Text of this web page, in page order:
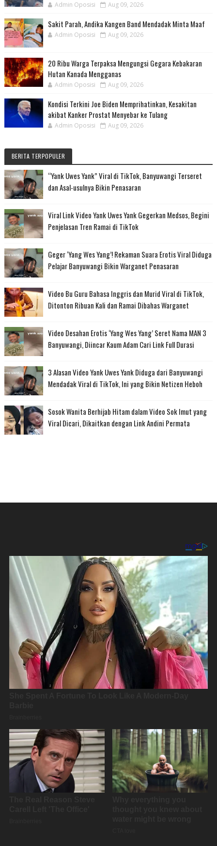
Admin Oposisi Aug 09, 2026
Sakit Parah, Andika Kangen Band Mendadak Minta Maaf
Admin Oposisi Aug 09, 2026
20 Ribu Warga Terpaksa Mengungsi Gegara Kebakaran
Hutan Kanada Mengganas
Admin Oposisi Aug 09, 2026
Kondisi Terkini Joe Biden Memprihatinkan, Kesakitan
akibat Kanker Prostat Menyebar ke Tulang
Admin Oposisi Aug 09, 2026
BERITA TERPOPULER
“Yank Uwes Yank” Viral di TikTok, Banyuwangi Terseret
dan Asal-usulnya Bikin Penasaran
Viral Link Video Yank Uwes Yank Gegerkan Medsos, Begini
Penjelasan Tren Ramai di TikTok
Geger ‘Yang Wes Yang’! Rekaman Suara Erotis Viral Diduga
Pelajar Banyuwangi Bikin Warganet Penasaran
Video Bu Guru Bahasa Inggris dan Murid Viral di TikTok,
Ditonton Ribuan Kali dan Ramai Dibahas Warganet
Video Desahan Erotis ‘Yang Wes Yang’ Seret Nama MAN 3
Banyuwangi, Diincar Kaum Adam Cari Link Full Durasi
3 Alasan Video Yank Uwes Yank Diduga dari Banyuwangi
Mendadak Viral di TikTok, Ini yang Bikin Netizen Heboh
Sosok Wanita Berhijab Hitam dalam Video Sok Imut yang
Viral Dicari, Dikaitkan dengan Link Andini Permata